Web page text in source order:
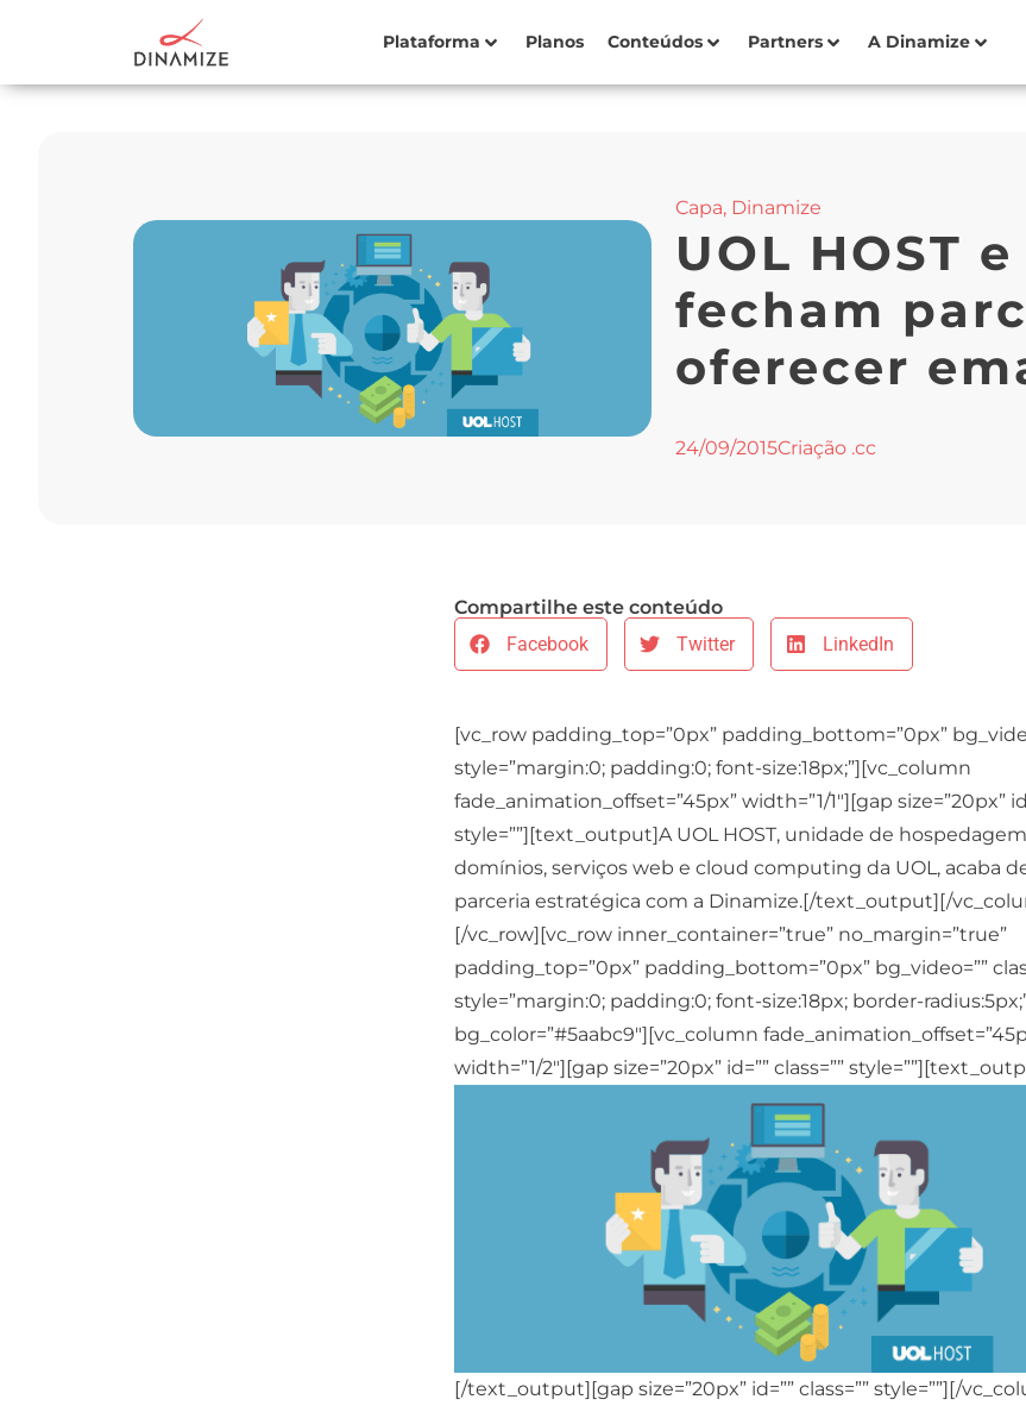
Plataforma Planos Conteúdos Partners A Dinamize
Capa, Dinamize
UOL HOST
fecham
oferecer
24/09/2015Criação .cc
Compartilhe este conteúdo
Facebook
Twitter LinkedIn
[vc_row padding_top=”0px” padding_bottom=”0px”
style=”margin:0; padding:0; font-size:18px;”][vc_column
fade_animation_offset=”45px” width=”1/1″][gap size=”20px”
style=””][text_output]A UOL HOST, unidade de
domínios, serviços web e cloud computing da UOL, acaba
parceria estratégica com a Dinamize.[/text_output][/
[/vc_row][vc_row inner_container=”true” no_margin=”true”
padding_top=”0px” padding_bottom=”0px” bg_video=””
style=”margin:0; padding:0; font-size:18px; border-
bg_color=”#5aabc9″][vc_column
width=”1/2″][gap size=”20px” id=”” class=””
[/text_output][gap size=”20px” id=”” class=”” style=””][/